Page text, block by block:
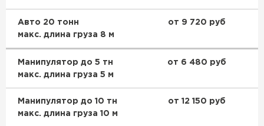
Авто 20 тонн
макс. длина груза 8 м
от 9 720 руб
Манипулятор до 5 тн
макс. длина груза 5 м
от 6 480 руб
Манипулятор до 10 тн
макс. длина груза 10 м
от 12 150 руб
Утеплитель Knauf